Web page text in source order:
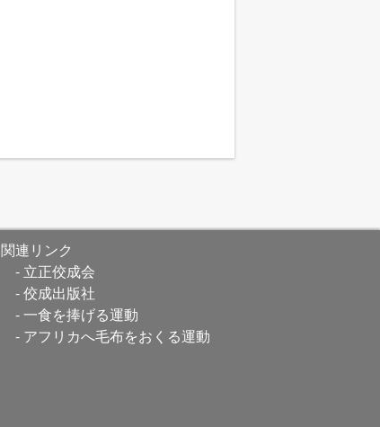
関連リンク
立正佼成会
佼成出版社
一食を捧げる運動
アフリカへ毛布をおくる運動